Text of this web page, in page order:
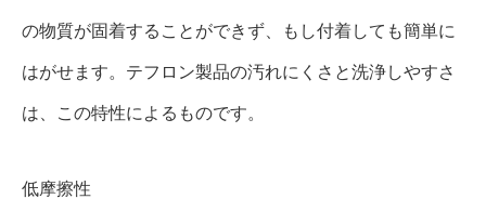
の物質が固着することができず、もし付着しても簡単に
はがせます。テフロン製品の汚れにくさと洗浄しやすさ
は、この特性によるものです。
低摩擦性